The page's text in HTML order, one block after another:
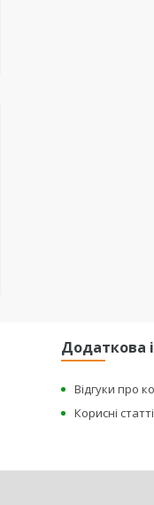
Додаткова
Відгуки про
Корисні статті